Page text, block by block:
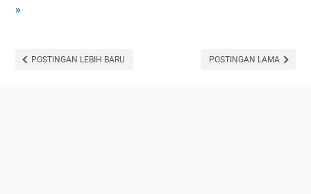
»
m POSTINGAN LEBIH BARU POSTINGAN LAMA